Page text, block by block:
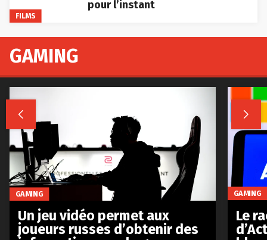
FILMS
pour l’instant
GAMING
 
GAMING
Un jeu vidéo permet aux
joueurs russes d’obtenir des
GAMING
Le